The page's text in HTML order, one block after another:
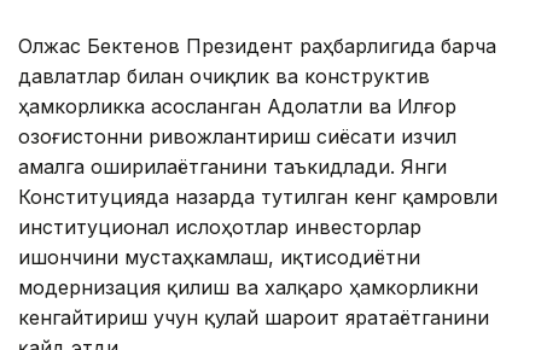
Олжас Бектенов Президент раҳбарлигида барча
давлатлар билан очиқлик ва конструктив
ҳамкорликка асосланган Адолатли ва Илғор
Қозоғистонни ривожлантириш сиёсати изчил
амалга оширилаётганини таъкидлади. Янги
Конституцияда назарда тутилган кенг қамровли
институционал ислоҳотлар инвесторлар
ишончини мустаҳкамлаш, иқтисодиётни
модернизация қилиш ва халқаро ҳамкорликни
кенгайтириш учун қулай шароит яратаётганини